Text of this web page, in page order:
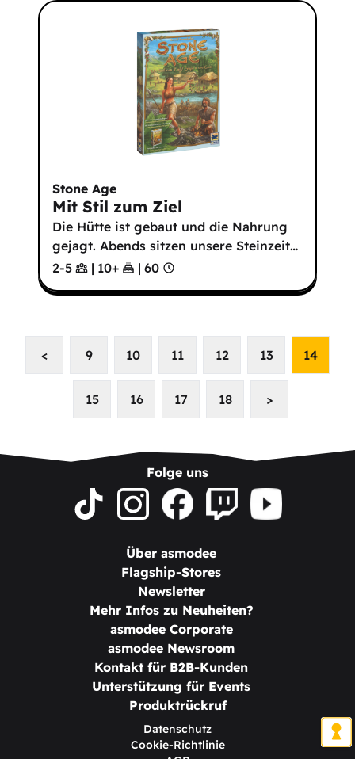
Stone Age
Mit Stil zum Ziel
Die Hütte ist gebaut und die Nahrung
gejagt. Abends sitzen unsere Steinzeit…
2-5
| 10+ | 60
< 9 10 11 12 13 14
15 16 17 18 >
Folge uns
Über asmodee
Flagship-Stores
Newsletter
Mehr Infos zu Neuheiten?
asmodee Corporate
asmodee Newsroom
Kontakt für B2B-Kunden
Unterstützung für Events
Produktrückruf
Datenschutz
Cookie-Richtlinie